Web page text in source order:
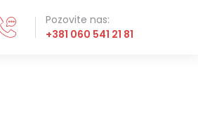
Pozovite nas:
+381 060 541 21 81